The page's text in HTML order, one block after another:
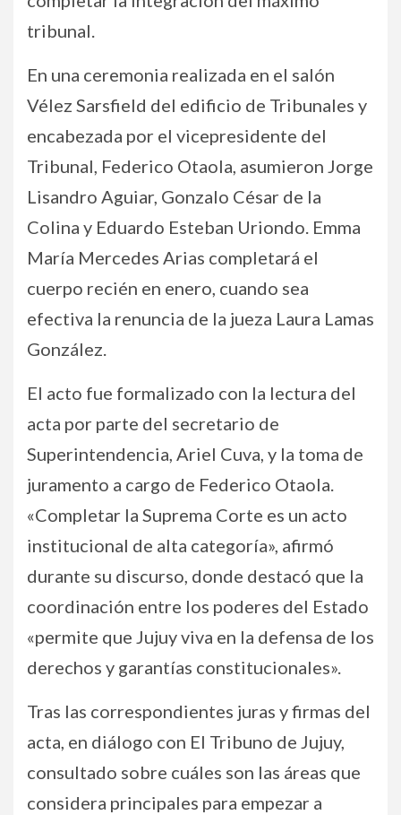
tribunal.
En una ceremonia realizada en el salón
Vélez Sarsfield del edificio de Tribunales y
encabezada por el vicepresidente del
Tribunal, Federico Otaola, asumieron Jorge
Lisandro Aguiar, Gonzalo César de la
Colina y Eduardo Esteban Uriondo. Emma
María Mercedes Arias completará el
cuerpo recién en enero, cuando sea
efectiva la renuncia de la jueza Laura Lamas
González.
El acto fue formalizado con la lectura del
acta por parte del secretario de
Superintendencia, Ariel Cuva, y la toma de
juramento a cargo de Federico Otaola.
«Completar la Suprema Corte es un acto
institucional de alta categoría», afirmó
durante su discurso, donde destacó que la
coordinación entre los poderes del Estado
«permite que Jujuy viva en la defensa de los
derechos y garantías constitucionales».
Tras las correspondientes juras y firmas del
acta, en diálogo con El Tribuno de Jujuy,
consultado sobre cuáles son las áreas que
considera principales para empezar a